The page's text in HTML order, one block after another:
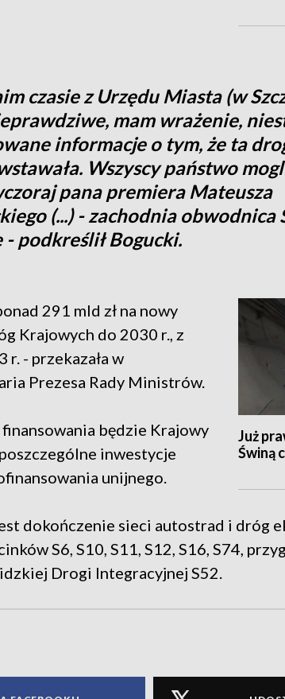
czasie z Urzędu Miasta (w
mam wrażenie,
informacje o tym, że ta
Wszyscy państwo
pana premiera Mateusza
(...) - zachodnia obwodnica
podkreślił Bogucki.
Już
Świną
291 mld zł na nowy
Krajowych do 2030 r., z
- przekazała w
Prezesa Rady Ministrów.
finansowania będzie Krajowy
inwestycje
unijnego.
dokończenie sieci autostrad i dróg
S6, S10, S11, S12, S16, S74,
Drogi Integracyjnej S52.